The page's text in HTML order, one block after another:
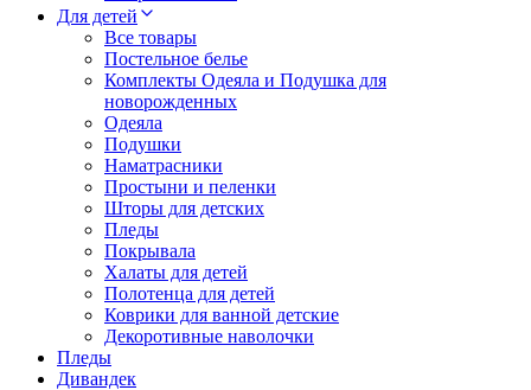
Для детей
Все товары
Постельное белье
Комплекты Одеяла и Подушка для
новорожденных
Одеяла
Подушки
Наматрасники
Простыни и пеленки
Шторы для детских
Пледы
Покрывала
Халаты для детей
Полотенца для детей
Коврики для ванной детские
Декоротивные наволочки
Пледы
Дивандек